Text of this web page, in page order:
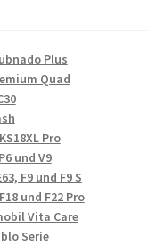
Plus
Quad
Pro
und V9
F9 und F9 S
und F22 Pro
Vita Care
Serie